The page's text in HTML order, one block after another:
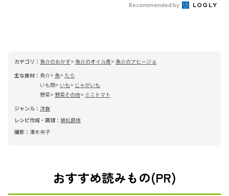
Recommended by
カテゴリ： 魚介のおかず 魚介のオイル煮
魚介のアヒージョ
主な食材： 魚介 魚
たら
いも類
いも
じゃがいも
野菜
野菜その他
ミニトマト
ジャンル： 洋食
レシピ作成・調理： 植松良枝
撮影： 澤木央子
おすすめ読みもの(PR)